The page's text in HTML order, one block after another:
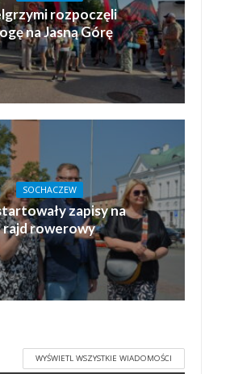
rozpoczęli
na Jasną Górę
SOCHACZEW
zapisy na
rajd rowerowy
WYŚWIETL WSZYSTKIE WIADOMOŚCI